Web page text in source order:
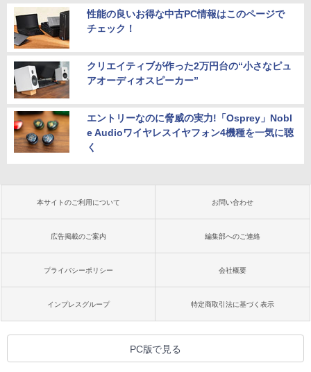
性能の良いお得な中古PC情報はこのページで
チェック！
クリエイティブが作った2万円台の“小さなピュ
アオーディオスピーカー”
エントリーなのに脅威の実力!「Osprey」Nobl
e Audioワイヤレスイヤフォン4機種を一気に聴
く
本サイトのご利用について お問い合わせ
広告掲載のご案内 編集部へのご連絡
プライバシーポリシー 会社概要
インプレスグループ 特定商取引法に基づく表示
PC版で見る